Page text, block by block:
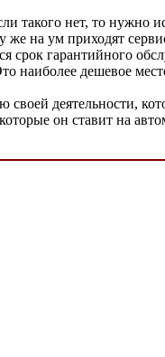
такого нет, то нужно
на ум приходят
срок гарантийного
наиболее дешевое
деятельности,
он ставит на